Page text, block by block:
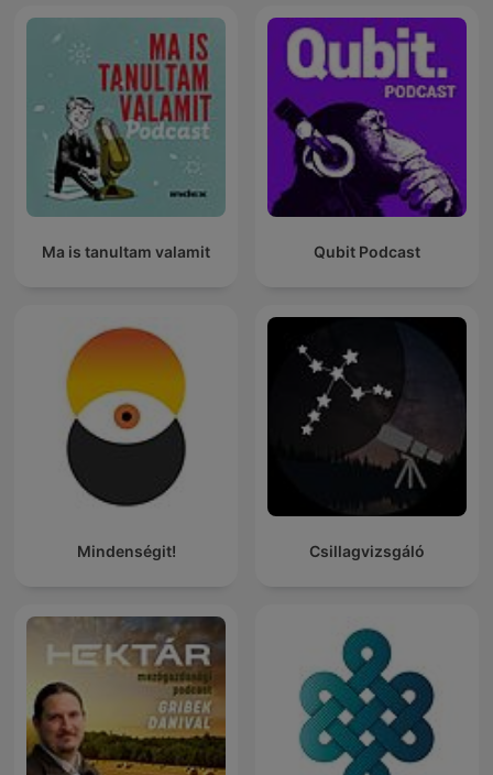
Ma is tanultam valamit Qubit Podcast
Mindenségit! Csillagvizsgáló